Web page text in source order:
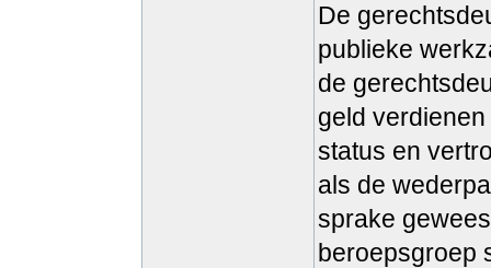
De
publieke
de
geld
status en
als de
sprake
beroepsgroep